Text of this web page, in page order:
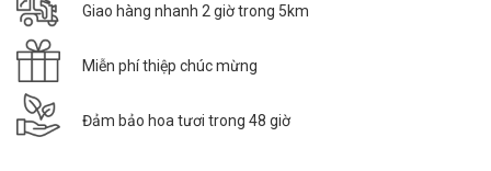
Giao hàng nhanh 2 giờ trong 5km
Miễn phí thiệp chúc mừng
Đảm bảo hoa tươi trong 48 giờ